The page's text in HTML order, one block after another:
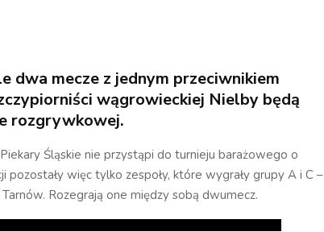
dwa mecze z jednym przeciwnikiem
wągrowieckiej Nielby będą
rozgrywkowej.
Śląskie nie przystąpi do turnieju barażowego o
pozostały więc tylko zespoły, które wygrały grupy A i C –
Rozegrają one między sobą dwumecz.